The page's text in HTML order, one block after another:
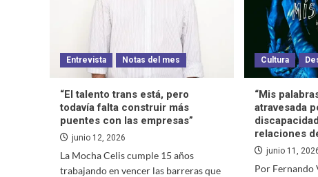
Entrevista Notas del mes
“El talento trans está, pero
todavía falta construir más
puentes con las empresas”
junio 12, 2026
La Mocha Celis cumple 15 años
trabajando en vencer las barreras que
Cultura
“Mis
atravesada
relaciones
junio 11,
Por Fernando